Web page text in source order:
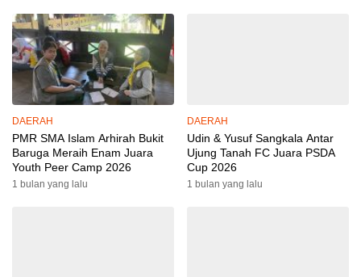
DAERAH
PMR SMA Islam Arhirah Bukit
Baruga Meraih Enam Juara
Youth Peer Camp 2026
1 bulan yang lalu
DAERAH
Udin & Yusuf Sangkala Antar
Ujung Tanah FC Juara PSDA
Cup 2026
1 bulan yang lalu